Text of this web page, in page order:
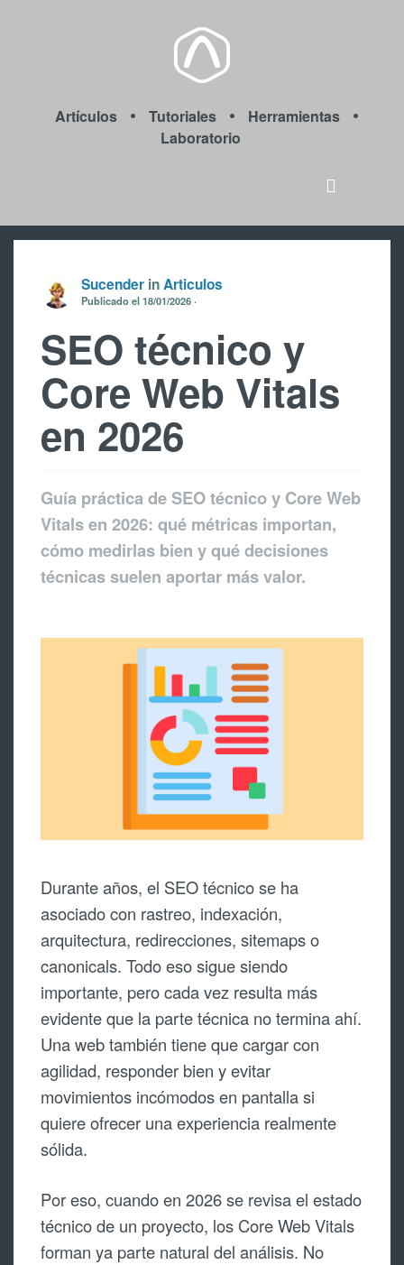
Artículos Tutoriales
Herramientas
Laboratorio
Sucender inArticulos
Publicado el 18/01/2026
SEO técnico y
Core Web Vitals
en 2026
Guía práctica de SEO técnico y Core Web
Vitals en 2026: qué métricas importan,
cómo medirlas bien y qué decisiones
técnicas suelen aportar más valor.
Durante años, el SEO técnico se ha
asociado con rastreo, indexación,
arquitectura, redirecciones, sitemaps o
canonicals. Todo eso sigue siendo
importante, pero cada vez resulta más
evidente que la parte técnica no termina ahí.
Una web también tiene que cargar con
agilidad, responder bien y evitar
movimientos incómodos en pantalla si
quiere ofrecer una experiencia realmente
sólida.
Por eso, cuando en 2026 se revisa el estado
técnico de un proyecto, los Core Web Vitals
forman ya parte natural del análisis. No